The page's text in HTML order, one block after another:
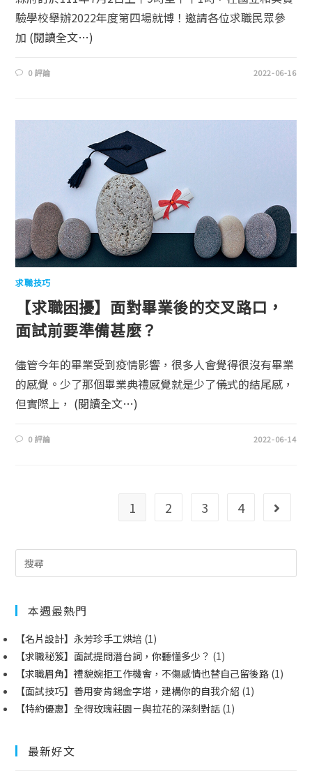
驗學校舉辦2022年度第四場就博！邀請各位求職民眾參
加 (閱讀全文…)
0 評論 2022-06-16
求職技巧
【求職困擾】面對畢業後的交叉路口，
面試前要準備甚麼？
儘管今年的畢業受到疫情影響，很多人會覺得很沒有畢業
的感覺。少了那個畢業典禮感覺就是少了儀式的結尾感，
但實際上， (閱讀全文…)
0 評論 2022-06-14
1 2 3 4
本週最熱門
【名片設計】永芳珍手工烘培 (1)
【求職秘笈】面試提問潛台詞，你聽懂多少？ (1)
【求職眉角】禮貌婉拒工作機會，不傷感情也替自己留後路 (1)
【面試技巧】善用麥肯錫金字塔，建構你的自我介紹 (1)
【特約優惠】全得玫瑰莊園－與拉花的深刻對話 (1)
最新好文